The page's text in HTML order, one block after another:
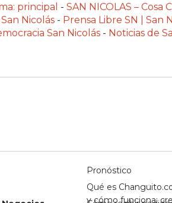
principal - SAN NICOLAS – Cosa
Nicolás - Prensa Libre SN | San
San Nicolás - Noticias de
Pronóstico
Qué es
y cómo funciona: